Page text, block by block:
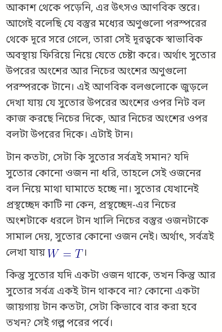
আকাশ থেকে পড়েনি, এর উৎসও আণবিক স্তরে।
আগেই বলেছি যে বস্তুর মধ্যের অণুগুলো পরস্পরের
থেকে দূরে সরে গেলে, তারা সেই দূরত্বকে স্বাভাবিক
অবস্থায় ফিরিয়ে নিয়ে যেতে চেষ্টা করে। অর্থাৎ সুতোর
উপরের অংশের আর নিচের অংশের অণুগুলো
পরস্পরকে টানে। এই আণবিক বলগুলোকে জুড়লে
দেখা যায় যে সুতোর উপরের অংশের ওপর নিট বল
কাজ করছে নিচের দিকে, আর নিচের অংশের ওপর
বলটা উপরের দিকে। এটাই টান।
টান কতটা, সেটা কি সুতোর সর্বত্রই সমান? যদি
সুতোর কোনো ওজন না ধরি, তাহলে সেই ওজনের
বল নিয়ে মাথা ঘামাতে হচ্ছে না। সুতোর যেখানেই
প্রস্থচ্ছেদ কাটি না কেন, প্রস্থচ্ছেদ-এর নিচের
অংশটাকে ধরলে টান খালি নিচের বস্তুর ওজনটাকে
সামাল দেয়, সুতোর কোনো ওজন নেই। অর্থাৎ, সর্বত্রই
লেখা যায়
।
কিন্তু সুতোর যদি একটা ওজন থাকে, তখন কিন্তু আর
সুতোর সর্বত্র একই টান থাকবে না? কোনো একটা
জায়গায় টান কতটা, সেটা কিভাবে বার করা হবে
তখন? সেই গল্প পরের পর্বে।